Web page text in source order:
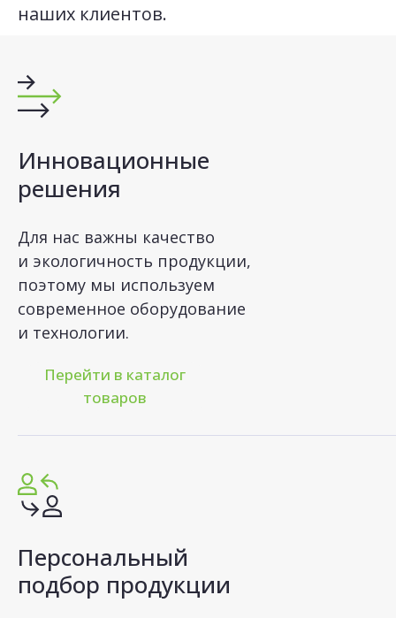
наших клиентов.
Инновационные
решения
Для нас важны качество
и экологичность продукции,
поэтому мы используем
современное оборудование
и технологии.
Персональный
подбор продукции
Перейти в каталог
товаров